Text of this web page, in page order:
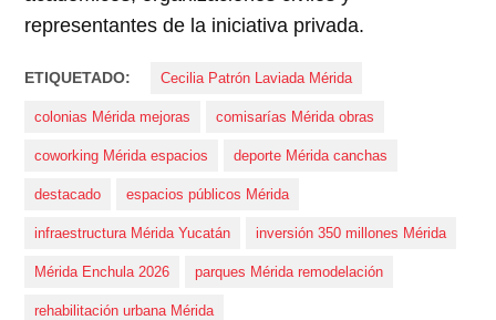
representantes de la iniciativa privada.
ETIQUETADO: Cecilia Patrón Laviada Mérida
colonias Mérida mejoras comisarías Mérida obras
coworking Mérida espacios deporte Mérida canchas
destacado espacios públicos Mérida
infraestructura Mérida Yucatán inversión 350 millones Mérida
Mérida Enchula 2026 parques Mérida remodelación
rehabilitación urbana Mérida